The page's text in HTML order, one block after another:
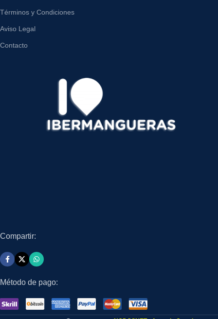
Términos y Condiciones
Aviso Legal
Contacto
Compartir:
Método de pago: